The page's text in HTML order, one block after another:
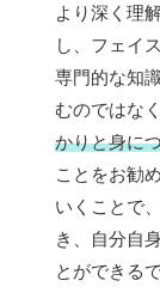
より深く理
し、フェイ
専門的な知
むのではな
かりと身に
ことをお勧
いくことで
き、自分自
とができる